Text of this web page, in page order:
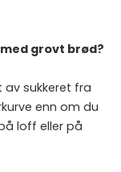
grovt brød?
sukkeret fra
enn om du
loff eller på